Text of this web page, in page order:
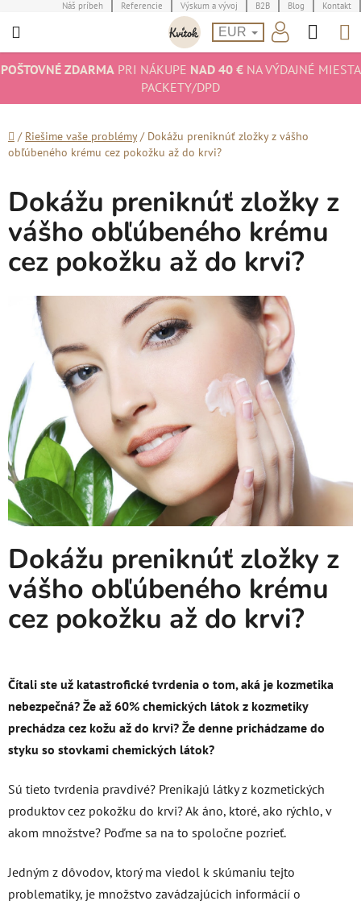
na
Náš príbeh Referencie Výskum a vývoj B2B Blog Kontakt
EUR
POŠTOVNÉ ZDARMAPRI NÁKUPE NAD 40 €NA VÝDAJNÉ MIESTA
PACKETY/DPD
Domov
/ Riešime vaše problémy / Dokážu preniknúť zložky z vášho
obľúbeného krému cez pokožku až do krvi?
Dokážu preniknúť zložky z
vášho obľúbeného krému
cez pokožku až do krvi?
Dokážu preniknúť zložky z
vášho obľúbeného krému
cez pokožku až do krvi?
Čítali ste už katastrofické tvrdenia o tom, aká je kozmetika
nebezpečná? Že až 60% chemických látok z kozmetiky
prechádza cez kožu až do krvi? Že denne prichádzame do
styku so stovkami chemických látok?
Sú tieto tvrdenia pravdivé? Prenikajú látky z kozmetických
produktov cez pokožku do krvi? Ak áno, ktoré, ako rýchlo, v
akom množstve? Poďme sa na to spoločne pozrieť.
Jedným z dôvodov, ktorý ma viedol k skúmaniu tejto
problematiky, je množstvo zavádzajúcich informácií o